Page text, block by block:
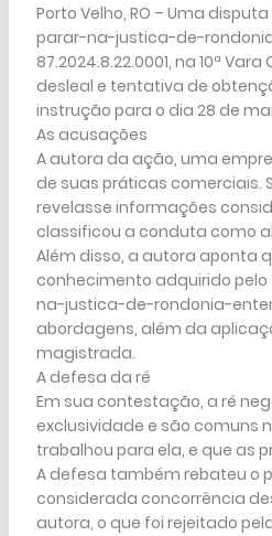
Porto Velho, RO – Uma
parar-na-justica-de-
87.2024.8.22.0001, na 10ª
desleal e tentativa de
instrução para o dia 28 de
As acusações
A autora da ação, uma
de suas práticas comerciais.
revelasse informações
classificou a conduta como
Além disso, a autora aponta
conhecimento adquirido pelo
na-justica-de-rondonia-
abordagens, além da
magistrada.
A defesa da ré
Em sua contestação, a ré
exclusividade e são comuns
trabalhou para ela, e que as
A defesa também rebateu o
considerada concorrência
autora, o que foi rejeitado